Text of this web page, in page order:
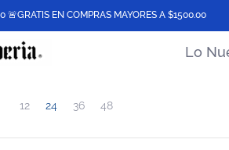
Best Sellers Desechables
🚨GRATIS EN COMPRAS MAYORES A $1500.00
Lo
principal
12 24 36 48